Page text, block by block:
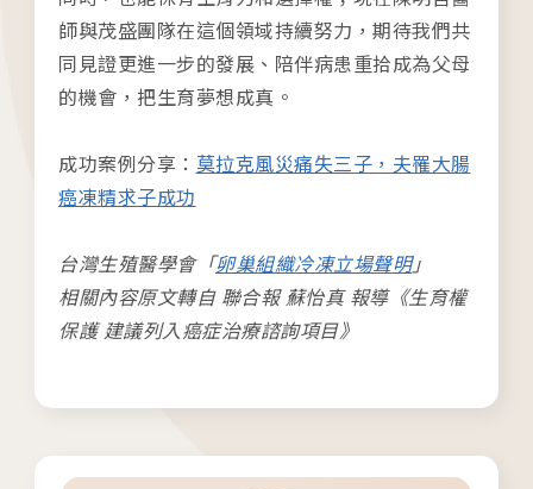
各院門診及掛號資訊
/Taichung
板橋院區
師與茂盛團隊在這個領域持續努力，期待我們共
同見證更進一步的發展、陪伴病患重拾成為父母
的機會，把生育夢想成真。
成功案例分享： 莫拉克風災痛失三子，夫罹大腸
癌凍精求子成功
台灣生殖醫學會「卵巢組織冷凍立場聲明」
相關內容原文轉自 聯合報 蘇怡真 報導《生育權
保護 建議列入癌症治療諮詢項目》